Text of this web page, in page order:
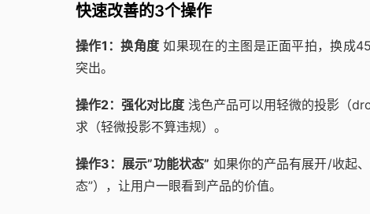
快速改善的3个操作
操作1：换角度 如果现在的主图是正面平拍，换成
突出。
操作2：强化对比度 浅色产品可以用轻微的投影（
求（轻微投影不算违规）。
操作3：展示”功能状态” 如果你的产品有展开/收起
态”），让用户一眼看到产品的价值。